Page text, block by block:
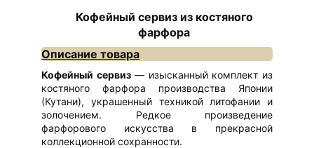
Кофейный сервиз из костяного
фарфора
Описание товара
Кофейный сервиз— изысканный комплект из
костяного фарфора производства Японии
(Кутани), украшенный техникой литофании и
золочением. Редкое произведение
фарфорового искусства в прекрасной
коллекционной сохранности.